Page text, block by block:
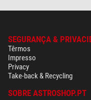
SEGURANÇA &
Têrmos
Impresso
Privacy
Take-back & Recycling
SOBRE ASTROSHOP.PT